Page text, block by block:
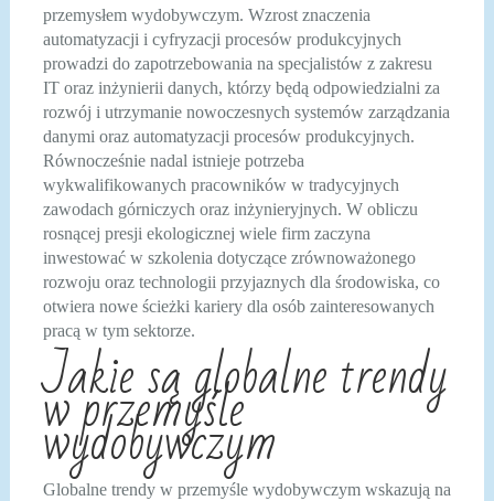
przemysłem wydobywczym. Wzrost znaczenia
automatyzacji i cyfryzacji procesów produkcyjnych
prowadzi do zapotrzebowania na specjalistów z zakresu
IT oraz inżynierii danych, którzy będą odpowiedzialni za
rozwój i utrzymanie nowoczesnych systemów zarządzania
danymi oraz automatyzacji procesów produkcyjnych.
Równocześnie nadal istnieje potrzeba
wykwalifikowanych pracowników w tradycyjnych
zawodach górniczych oraz inżynieryjnych. W obliczu
rosnącej presji ekologicznej wiele firm zaczyna
inwestować w szkolenia dotyczące zrównoważonego
rozwoju oraz technologii przyjaznych dla środowiska, co
otwiera nowe ścieżki kariery dla osób zainteresowanych
pracą w tym sektorze.
Jakie są globalne trendy
w przemyśle
wydobywczym
Globalne trendy w przemyśle wydobywczym wskazują na